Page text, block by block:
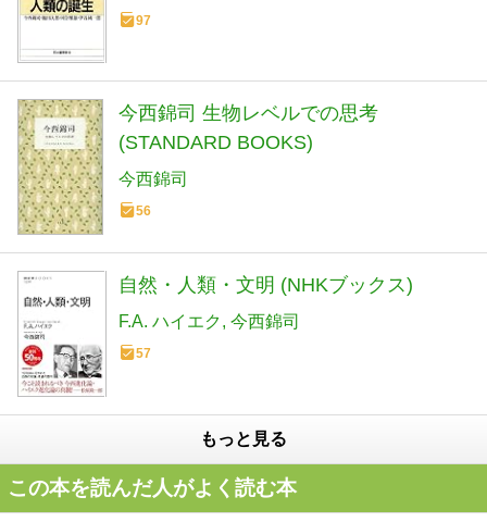
97
今西錦司 生物レベルでの思考
(STANDARD BOOKS)
今西錦司
56
自然・人類・文明 (NHKブックス)
F.A. ハイエク 今西錦司
57
もっと見る
この本を読んだ人がよく読む本